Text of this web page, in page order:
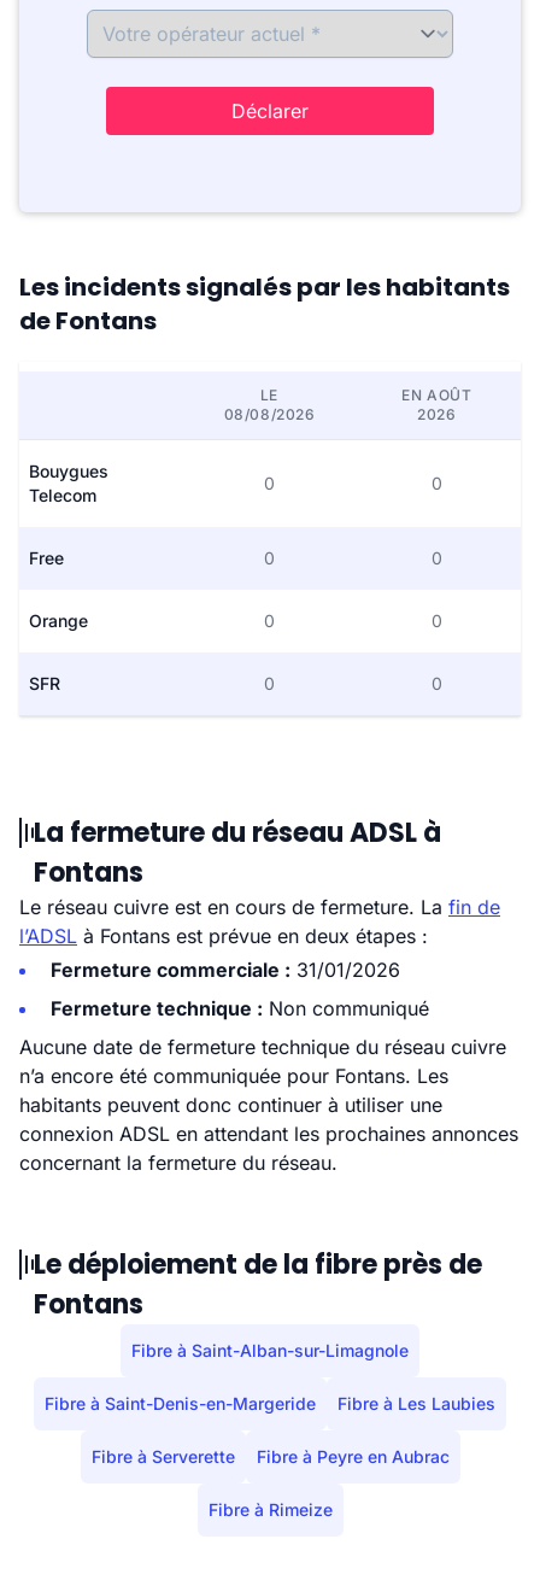
Déclarer
Les incidents signalés par les habitants
de Fontans
LE
08/08/2026
EN AOÛT
2026
Bouygues
Telecom
0 0
Free 0 0
Orange 0 0
SFR 0 0
La fermeture du réseau ADSL à
Fontans
Le réseau cuivre est en cours de fermeture. La fin de
l’ADSL à Fontans est prévue en deux étapes :
Fermeture commerciale : 31/01/2026
Fermeture technique : Non communiqué
Aucune date de fermeture technique du réseau cuivre
n’a encore été communiquée pour Fontans. Les
habitants peuvent donc continuer à utiliser une
connexion ADSL en attendant les prochaines annonces
concernant la fermeture du réseau.
Le déploiement de la fibre près de
Fontans
Fibre à Saint-Alban-sur-Limagnole
Fibre à Saint-Denis-en-Margeride Fibre à Les Laubies
Fibre à Serverette Fibre à Peyre en Aubrac
Fibre à Rimeize